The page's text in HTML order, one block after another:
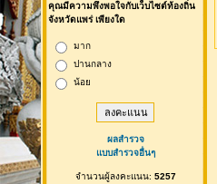
คุณมีความพึงพอใจกับเว็บไซต์ท้องถิ่น
จังหวัดแพร่ เพียงใด
มาก
ปานกลาง
น้อย
ผลสำรวจ
แบบสำรวจอื่นๆ
จำนวนผู้ลงคะแนน: 5257